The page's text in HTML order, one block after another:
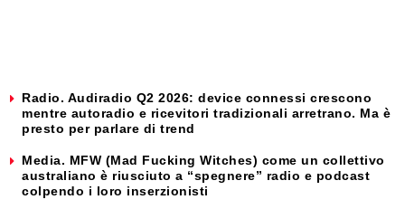
Radio. Audiradio Q2 2026: device connessi crescono
mentre autoradio e ricevitori tradizionali arretrano. Ma è
presto per parlare di trend
Media. MFW (Mad Fucking Witches) come un collettivo
australiano è riusciuto a “spegnere” radio e podcast
colpendo i loro inserzionisti